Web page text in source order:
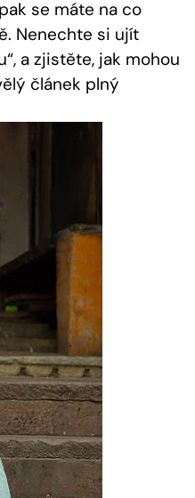
se máte na co
Nenechte si ujít
a zjistěte, jak mohou
článek plný